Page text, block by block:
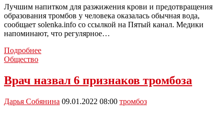
Лучшим напитком для разжижения крови и предотвращения
образования тромбов у человека оказалась обычная вода,
сообщает solenka.info со ссылкой на Пятый канал. Медики
напоминают, что регулярное…
ПодробнееВрачи
для
образования
Общество
Врач назвал 6 признаков тромбоза
Дарья Собянина 09.01.2022 08:00 тромбоз